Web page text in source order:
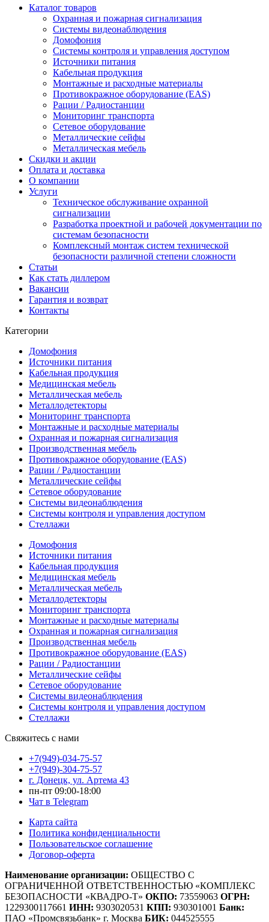
р..
Каталог товаров
Охранная и пожарная сигнализация
Системы видеонаблюдения
Домофония
Системы контроля и управления доступом
Источники питания
Кабельная продукция
Монтажные и расходные материалы
Противокражное оборудование (EAS)
Рации / Радиостанции
Мониторинг транспорта
Сетевое оборудование
Металлические сейфы
Металлическая мебель
Скидки и акции
Оплата и доставка
О компании
Услуги
Техническое обслуживание охранной
сигнализации
Разработка проектной и рабочей документации по
системам безопасности
Комплексный монтаж систем технической
безопасности различной степени сложности
Статьи
Как стать диллером
Вакансии
Гарантия и возврат
Контакты
Категории
Домофония
Источники питания
Кабельная продукция
Медицинская мебель
Металлическая мебель
Металлодетекторы
Мониторинг транспорта
Монтажные и расходные материалы
Охранная и пожарная сигнализация
Производственная мебель
Противокражное оборудование (EAS)
Рации / Радиостанции
Металлические сейфы
Сетевое оборудование
Системы видеонаблюдения
Системы контроля и управления доступом
Стеллажи
Домофония
Источники питания
Кабельная продукция
Медицинская мебель
Металлическая мебель
Металлодетекторы
Мониторинг транспорта
Монтажные и расходные материалы
Охранная и пожарная сигнализация
Производственная мебель
Противокражное оборудование (EAS)
Рации / Радиостанции
Металлические сейфы
Сетевое оборудование
Системы видеонаблюдения
Системы контроля и управления доступом
Стеллажи
Свяжитесь с нами
+7(949)-034-75-57
+7(949)-304-75-57
г. Донецк, ул. Артема 43
пн-пт 09:00-18:00
Чат в Telegram
Карта сайта
Политика конфиденциальности
Пользовательское соглашение
Договор-оферта
Наименование организации: ОБЩЕСТВО С
ОГРАНИЧЕННОЙ ОТВЕТСТВЕННОСТЬЮ «КОМПЛЕКС
БЕЗОПАСНОСТИ «КВАДРО-Т» ОКПО: 73559063 ОГРН:
1229300117661 ИНН: 9303020531 КПП: 930301001 Банк:
ПАО «Промсвязьбанк» г. Москва БИК: 044525555